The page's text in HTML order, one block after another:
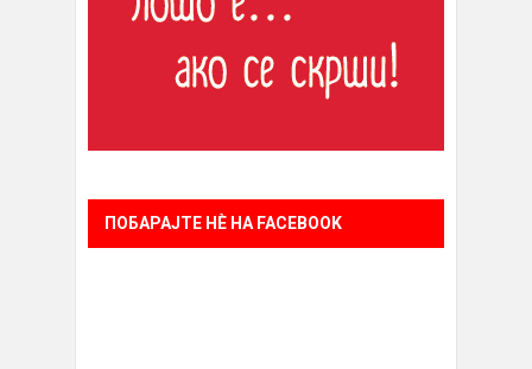
ПОБАРАЈТЕ НÈ НА FACEBOOK